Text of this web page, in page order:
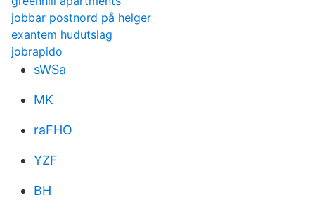
jobbar postnord på helger
exantem hudutslag
jobrapido
sWSa
MK
raFHO
YZF
BH